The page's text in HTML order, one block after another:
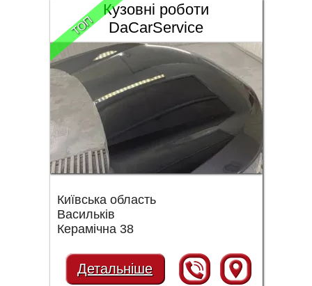
Кузовні роботи
DaCarService
Київська область
Васильків
Керамічна 38
Детальніше
ТОП